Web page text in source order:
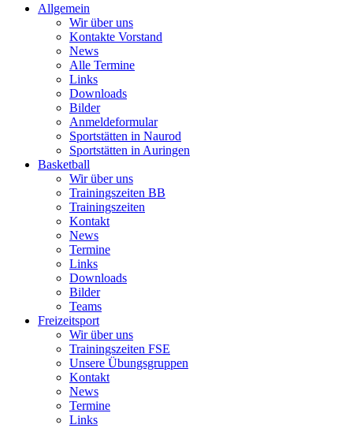
Allgemein
Wir über uns
Kontakte Vorstand
News
Alle Termine
Links
Downloads
Bilder
Anmeldeformular
Sportstätten in Naurod
Sportstätten in Auringen
Basketball
Wir über uns
Trainingszeiten BB
Trainingszeiten
Kontakt
News
Termine
Links
Downloads
Bilder
Teams
Freizeitsport
Wir über uns
Trainingszeiten FSE
Unsere Übungsgruppen
Kontakt
News
Termine
Links